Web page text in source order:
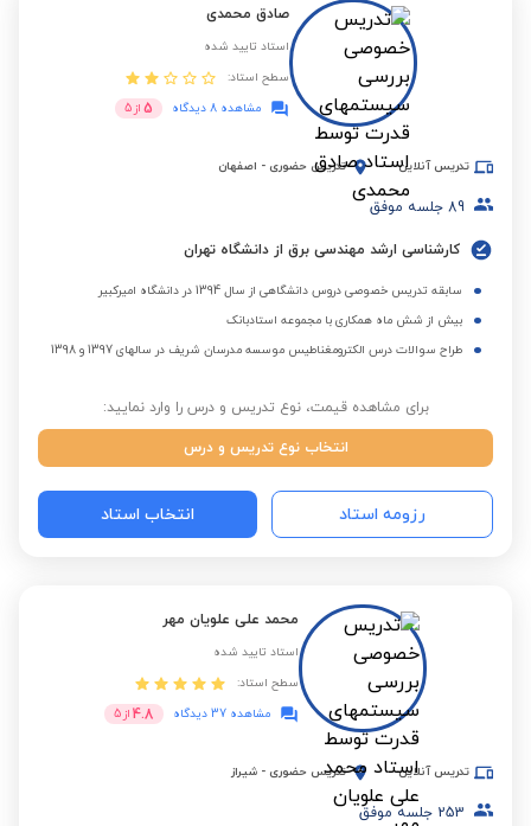
صادق محمدی
استاد تایید شده
سطح استاد:
مشاهده 8 دیدگاه
5 از 5
تدریس آنلاین تدریس حضوری - اصفهان
89 جلسه موفق
کارشناسی ارشد مهندسی برق از دانشگاه تهران
سابقه تدریس خصوصی دروس دانشگاهی از سال 1394 در دانشگاه امیرکبیر
بیش از شش ماه همکاری با مجموعه استادبانک
طراح سوالات درس الکترومغناطیس موسسه مدرسان شریف در سالهای 1397 و 1398
برای مشاهده قیمت، نوع تدریس و درس را وارد نمایید:
انتخاب نوع تدریس و درس
رزومه استاد انتخاب استاد
محمد علی علویان مهر
استاد تایید شده
سطح استاد:
مشاهده 37 دیدگاه
4.8 از 5
تدریس آنلاین تدریس حضوری - شیراز
253 جلسه موفق